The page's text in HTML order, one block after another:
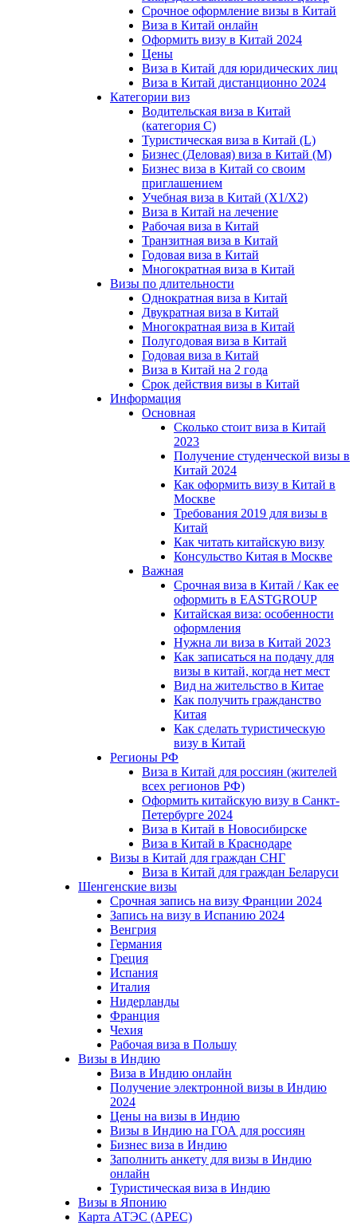
Срочное оформление визы в Китай
Виза в Китай онлайн
Оформить визу в Китай 2024
Цены
Виза в Китай для юридических лиц
Виза в Китай дистанционно 2024
Категории виз
Водительская виза в Китай
(категория С)
Туристическая виза в Китай (L)
Бизнес (Деловая) виза в Китай (M)
Бизнес виза в Китай со своим
приглашением
Учебная виза в Китай (X1/X2)
Виза в Китай на лечение
Рабочая виза в Китай
Транзитная виза в Китай
Годовая виза в Китай
Многократная виза в Китай
Визы по длительности
Однократная виза в Китай
Двукратная виза в Китай
Многократная виза в Китай
Полугодовая виза в Китай
Годовая виза в Китай
Виза в Китай на 2 года
Срок действия визы в Китай
Информация
Основная
Сколько стоит виза в Китай
2023
Получение студенческой визы в
Китай 2024
Как оформить визу в Китай в
Москве
Требования 2019 для визы в
Китай
Как читать китайскую визу
Консульство Китая в Москве
Важная
Срочная виза в Китай / Как ее
оформить в EASTGROUP
Китайская виза: особенности
оформления
Нужна ли виза в Китай 2023
Как записаться на подачу для
визы в китай, когда нет мест
Вид на жительство в Китае
Как получить гражданство
Китая
Как сделать туристическую
визу в Китай
Регионы РФ
Виза в Китай для россиян (жителей
всех регионов РФ)
Оформить китайскую визу в Санкт-
Петербурге 2024
Виза в Китай в Новосибирске
Виза в Китай в Краснодаре
Визы в Китай для граждан СНГ
Виза в Китай для граждан Беларуси
Шенгенские визы
Срочная запись на визу Франции 2024
Запись на визу в Испанию 2024
Венгрия
Германия
Греция
Испания
Италия
Нидерланды
Франция
Чехия
Рабочая виза в Польшу
Визы в Индию
Виза в Индию онлайн
Получение электронной визы в Индию
2024
Цены на визы в Индию
Визы в Индию на ГОА для россиян
Бизнес виза в Индию
Заполнить анкету для визы в Индию
онлайн
Туристическая виза в Индию
Визы в Японию
Карта АТЭС (APEC)